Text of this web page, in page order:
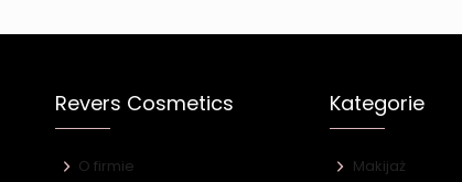
Revers Cosmetics
O firmie
Kategorie
Makijaż